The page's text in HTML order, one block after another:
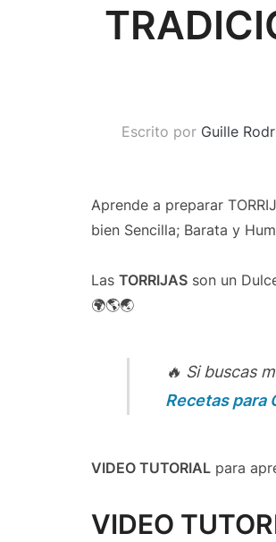
Escrito por Guille
Aprende a preparar
bien Sencilla; Barata y
Las TORRIJAS son un
🌍🌎🌏
🔥 Si buscas
Recetas para
VIDEO TUTORIAL para
VIDEO